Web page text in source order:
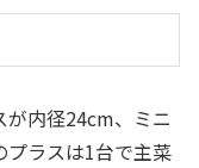
が内径24cm、ミニ
ラスは1台で主菜